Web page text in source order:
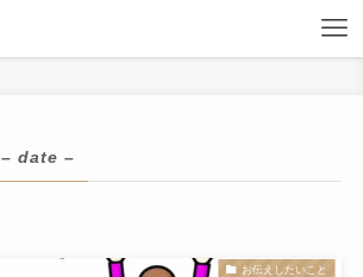
– date –
お伝えしたいこと